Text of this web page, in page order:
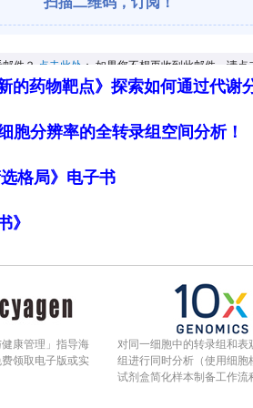
肌基因和分泌因子基因位点
持续激活则会系统性抑制生肌
肉减少症的特征是快缩型（II
）的染色质构象。在病理应激
活性氧（
碍是肌肉减少症的核心病理机
，进而通过AKT信号通路促进
粒体功能障碍。精氨酸甲基
化，以调节
PPARGC1A（编
的药物靶点》探索如何通过代谢
分辨率的全转录组空间分析！
格局》电子书
》
健康管理」指导海
领取电子版或实
对同一细胞中的转录组和表
组进行同时分析（使用细胞
试剂盒简化样本制备工作流